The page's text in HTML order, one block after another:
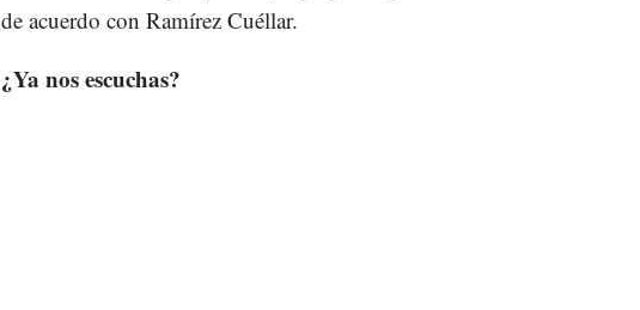
de acuerdo con Ramírez Cuéllar.
¿Ya nos escuchas?